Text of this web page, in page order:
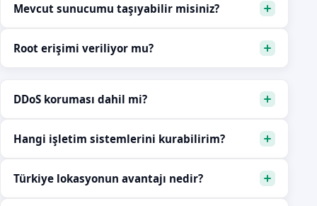
Mevcut sunucumu taşıyabilir misiniz?
Root erişimi veriliyor mu?
DDoS koruması dahil mi?
Hangi işletim sistemlerini kurabilirim?
Türkiye lokasyonun avantajı nedir?